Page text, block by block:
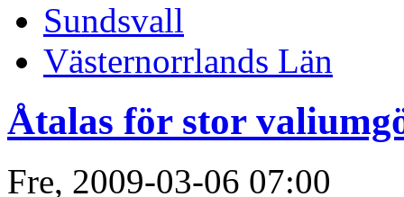
Sundsvall
Västernorrlands Län
Åtalas för stor
Fre, 2009-03-06 07:00